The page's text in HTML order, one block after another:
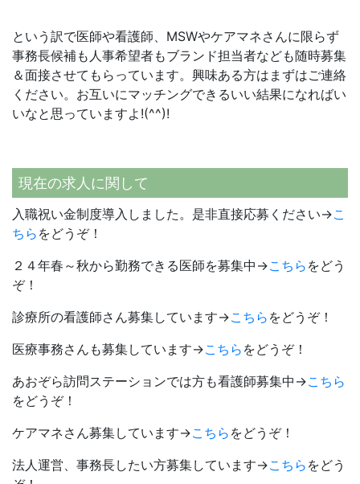
という訳で医師や看護師、MSWやケアマネさんに限らず
事務長候補も人事希望者もブランド担当者なども随時募集
＆面接させてもらっています。興味ある方はまずはご連絡
ください。お互いにマッチングできるいい結果になればい
いなと思っていますよ!(^^)!
現在の求人に関して
入職祝い金制度導入しました。是非直接応募ください→こ
ちら をどうぞ！
２４年春～秋から勤務できる医師を募集中→こちら をどう
ぞ！
診療所の看護師さん募集しています→こちら をどうぞ！
医療事務さんも募集しています→こちら をどうぞ！
あおぞら訪問ステーションでは方も看護師募集中→こちら
をどうぞ！
ケアマネさん募集しています→こちら をどうぞ！
法人運営、事務長したい方募集しています→こちら をどう